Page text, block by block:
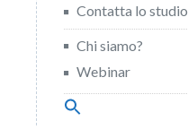
Contatta lo studio
Chi siamo?
Webinar